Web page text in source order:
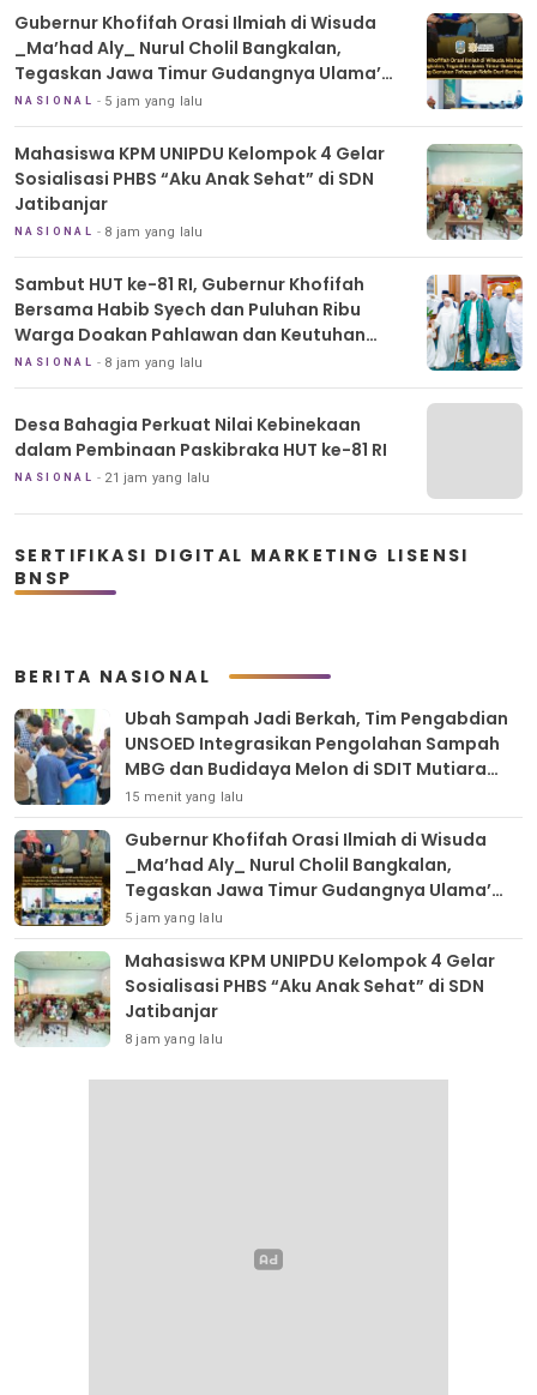
Gubernur Khofifah Orasi Ilmiah di Wisuda
_Ma’had Aly_ Nurul Cholil Bangkalan,
Tegaskan Jawa Timur Gudangnya Ulama’
dan Dorong Gerakan _Tafaqquh Fiddin_ Dari
Berbagai Profesi
NASIONAL 5 jam yang lalu
Mahasiswa KPM UNIPDU Kelompok 4 Gelar
Sosialisasi PHBS “Aku Anak Sehat” di SDN
Jatibanjar
NASIONAL 8 jam yang lalu
Sambut HUT ke-81 RI, Gubernur Khofifah
Bersama Habib Syech dan Puluhan Ribu
Warga Doakan Pahlawan dan Keutuhan
Indonesia
NASIONAL 8 jam yang lalu
Desa Bahagia Perkuat Nilai Kebinekaan
dalam Pembinaan Paskibraka HUT ke-81 RI
NASIONAL 21 jam yang lalu
SERTIFIKASI DIGITAL MARKETING LISENSI
BNSP
BERITA NASIONAL
Ubah Sampah Jadi Berkah, Tim Pengabdian
UNSOED Integrasikan Pengolahan Sampah
MBG dan Budidaya Melon di SDIT Mutiara
Hati Purwokerto
15 menit yang lalu
Gubernur Khofifah Orasi Ilmiah di Wisuda
_Ma’had Aly_ Nurul Cholil Bangkalan,
Tegaskan Jawa Timur Gudangnya Ulama’
dan Dorong Gerakan _Tafaqquh Fiddin_
Dari Berbagai Profesi
5 jam yang lalu
Mahasiswa KPM UNIPDU Kelompok 4 Gelar
Sosialisasi PHBS “Aku Anak Sehat” di SDN
Jatibanjar
8 jam yang lalu